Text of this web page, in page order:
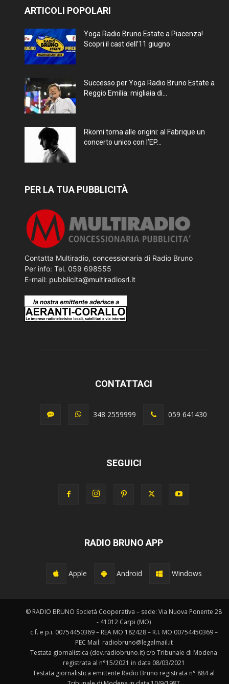
ARTICOLI POPOLARI
Yoga Radio Bruno Estate a Piacenza!
Scopri il cast dell’11 giugno
Successo per Yoga Radio Bruno Estate a
Reggio Emilia: migliaia di...
Rkomi torna alle origini: al Fabrique un
concerto unico con l’EP...
PER LA TUA PUBBLICITÀ
Contatta Multiradio, concessionaria di Radio Bruno
Per info: Tel. 059 698555
E-mail: pubblicita@multiradiosrl.it
CONTATTACI
348 2559999 059 641430
SEGUICI
RADIO BRUNO APP
Apple Android Windows
© RADIO BRUNO Società Cooperativa – sede: Via Nuova Ponente 28
- 41012 Carpi (MO)
c.f. e p.i. 00754450369 – REA MO 182428 – R.I. MO 00754450369 –
PEC Mail: radiobruno@legalmail.it
Testata giornalistica (dev.radiobruno.it) c/o Tribunale di Modena
registrata al n°15/2021 in data 08/03/2021
Testata giornalistica emittente Radio Bruno registrata n° 884 al